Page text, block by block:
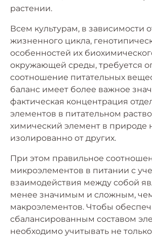
растении.
Всем культурам, в зависимости
жизненного цикла,
особенностей их
окружающей среды, требуется
соотношение питательных
баланс имеет более важное
фактическая концентрация
элементов в питательном
химический элемент в природе
изолированно от других.
При этом правильное
микроэлементов в питании с
взаимодействия между собой
менее значимым и сложным,
макроэлементов. Чтобы
сбалансированным составом
необходимо учитывать не